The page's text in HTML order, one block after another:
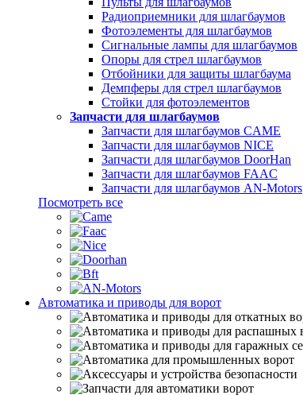
Радиоприемники для шлагбаумов
Фотоэлементы для шлагбаумов
Сигнальные лампы для шлагбаумов
Опоры для стрел шлагбаумов
Отбойники для защиты шлагбаума
Демпферы для стрел шлагбаумов
Стойки для фотоэлементов
Запчасти для шлагбаумов
Запчасти для шлагбаумов CAME
Запчасти для шлагбаумов NICE
Запчасти для шлагбаумов DoorHan
Запчасти для шлагбаумов FAAC
Запчасти для шлагбаумов AN-Motors
Посмотреть все
Автоматика и приводы для ворот